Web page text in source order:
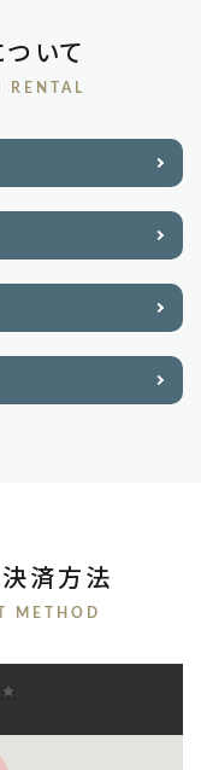
いて
RENTAL
済方法
METHOD